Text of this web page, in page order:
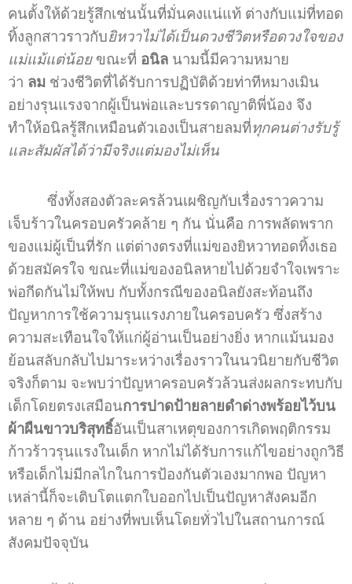
คนตั้งให้ด้วยรู้สึกเช่นนั้นที่มั่นคงแน่แท้ ต่างกับแม่ที่ทอด
ทิ้งลูกสาวราวกับยิหวาไม่ได้เป็นดวงชีวิตหรือดวงใจของ
แม่แม้แต่น้อยขณะที่ อนิล นามนี้มีความหมาย
ว่า ลม ช่วงชีวิตที่ได้รับการปฏิบัติด้วยท่าทีหมางเมิน
อย่างรุนแรงจากผู้เป็นพ่อและบรรดาญาติพี่น้อง จึง
ทำให้อนิลรู้สึกเหมือนตัวเองเป็นสายลมที่ทุกคนต่างรับรู้
และสัมผัสได้ว่ามีจริงแต่มองไม่เห็น
ซึ่งทั้งสองตัวละครล้วนเผชิญกับเรื่องราวความ
เจ็บร้าวในครอบครัวคล้าย ๆ กัน นั่นคือ การพลัดพราก
ของแม่ผู้เป็นที่รัก แต่ต่างตรงที่แม่ของยิหวาทอดทิ้งเธอ
ด้วยสมัครใจ ขณะที่แม่ของอนิลหายไปด้วยจำใจเพราะ
พ่อกีดกันไม่ให้พบ กับทั้งกรณีของอนิลยังสะท้อนถึง
ปัญหาการใช้ความรุนแรงภายในครอบครัว ซึ่งสร้าง
ความสะเทือนใจให้แก่ผู้อ่านเป็นอย่างยิ่ง หากแม้นมอง
ย้อนสลับกลับไปมาระหว่างเรื่องราวในนวนิยายกับชีวิต
จริงก็ตาม จะพบว่าปัญหาครอบครัวล้วนส่งผลกระทบกับ
เด็กโดยตรงเสมือนการปาดป้ายลายดำด่างพร้อยไว้บน
ผ้าผืนขาวบริสุทธิ์อันเป็นสาเหตุของการเกิดพฤติกรรม
ก้าวร้าวรุนแรงในเด็ก หากไม่ได้รับการแก้ไขอย่างถูกวิธี
หรือเด็กไม่มีกลไกในการป้องกันตัวเองมากพอ ปัญหา
เหล่านี้ก็จะเติบโตแตกใบออกไปเป็นปัญหาสังคมอีก
หลาย ๆ ด้าน อย่างที่พบเห็นโดยทั่วไปในสถานการณ์
สังคมปัจจุบัน